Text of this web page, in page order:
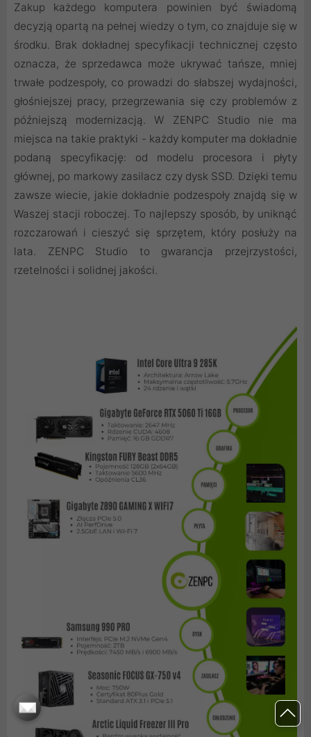
Zakup każdego komputera powinien być świadomą
decyzją opartą na pełnej wiedzy o tym, co znajduje się w
środku. Brak dokładnej specyfikacji technicznej często
oznacza, że sprzedawca może ukrywać tańsze, mniej
trwałe podzespoły, co prowadzi do słabszej wydajności,
głośniejszej pracy, przegrzewania się czy problemów z
późniejszą modernizacją. W ZENPC Studio nie ma
miejsca na takie praktyki - każdy komputer ma dokładnie
podaną specyfikację: od modelu procesora i płyty
głównej, po markowy zasilacz czy dysk SSD. Dzięki temu
zawsze wiecie, jakie dokładnie podzespoły znajdą się w
Waszej stacji roboczej. To najlepszy sposób, by uniknąć
rozczarowań i cieszyć się sprzętem, który posłuży na
lata. ZENPC Studio to gwarancja przejrzystości,
rzetelności i solidnej jakości.